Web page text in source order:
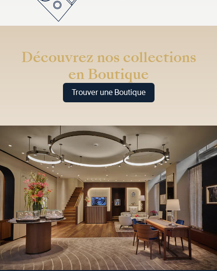
Découvrez nos collections
en Boutique
Trouver une Boutique